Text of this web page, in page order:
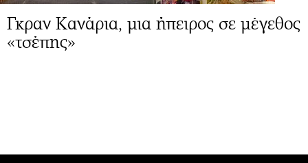
Γκραν Κανάρια, μια ήπειρος σε μέγεθος
«τσέπης»